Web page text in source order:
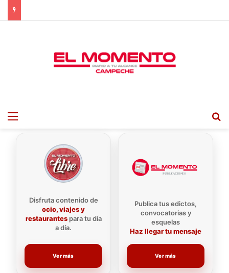
Menu
Disfruta contenido de
ocio, viajes y
restaurantespara tu día
a día.
Ver más
Publica tus edictos,
convocatorias y
esquelas
Haz llegar tu mensaje
Ver más